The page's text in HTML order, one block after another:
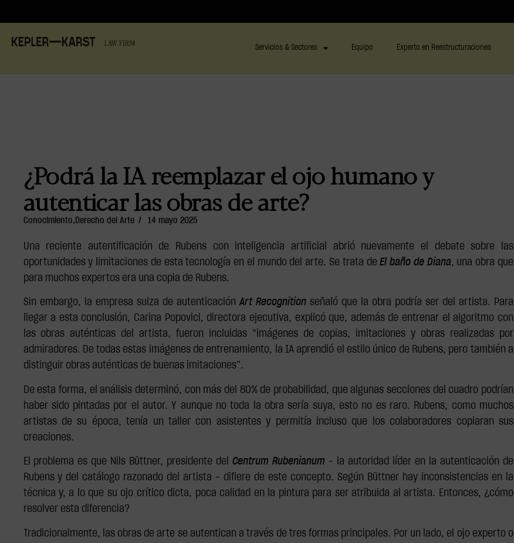
Servicios & Sectores Equipo Experto en Reestructuraciones
¿Podrá la IA reemplazar el ojo humano y
autenticar las obras de arte?
Conocimiento, Derecho del Arte / 14 mayo 2025
Una reciente autentificación de Rubens con inteligencia artificial abrió nuevamente el debate sobre las
oportunidades y limitaciones de esta tecnología en el mundo del arte. Se trata deEl baño de Diana, una obra que
para muchos expertos era una copia de Rubens.
Sin embargo, la empresa suiza de autenticación Art Recognitionseñaló que la obra podría ser del artista. Para
llegar a esta conclusión, Carina Popovici, directora ejecutiva, explicó que, además de entrenar el algoritmo con
las obras auténticas del artista, fueron incluidas “imágenes de copias, imitaciones y obras realizadas por
admiradores. De todas estas imágenes de entrenamiento, la IA aprendió el estilo único de Rubens, pero también a
distinguir obras auténticas de buenas imitaciones”.
De esta forma, el análisis determinó, con más del 80% de probabilidad, que algunas secciones del cuadro podrían
haber sido pintadas por el autor. Y aunque no toda la obra sería suya, esto no es raro. Rubens, como muchos
artistas de su época, tenía un taller con asistentes y permitía incluso que los colaboradores copiaran sus
creaciones.
El problema es que Nils Büttner, presidente delCentrum Rubenianum - la autoridad líder en la autenticación de
Rubens y del catálogo razonado del artista - difiere de este concepto. Según Büttner hay inconsistencias en la
técnica y, a lo que su ojo crítico dicta, poca calidad en la pintura para ser atribuida al artista. Entonces, ¿cómo
resolver esta diferencia?
Tradicionalmente, las obras de arte se autentican a través de tres formas principales. Por un lado, el ojo experto o